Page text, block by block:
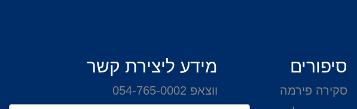
סיפורים
סקירה פירמה
מידע ליצירת קשר
ווצאפ 054-765-0002